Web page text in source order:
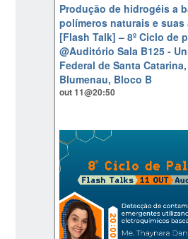
Produção de hidrogéis a
polímeros naturais e
[Flash Talk] – 8º Ciclo de
@Auditório Sala B125 -
Federal de Santa
Blumenau, Bloco B
out 11@20:50